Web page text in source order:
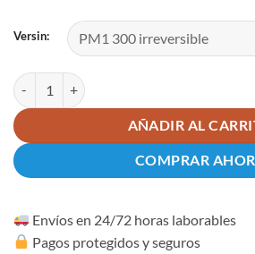
Versin:
Motor puerta batiente abatible 1 hoja serie
AÑADIR AL
COMPRAR
Envíos en 24/72 horas laborables
Pagos protegidos y seguros